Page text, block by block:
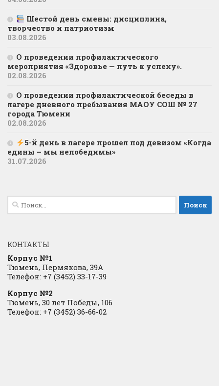
Шестой день смены: дисциплина,
творчество и патриотизм
03.08.2026
О проведении профилактического
мероприятия «Здоровье — путь к успеху».
02.08.2026
О проведении профилактической беседы в
лагере дневного пребывания МАОУ СОШ № 27
города Тюмени
02.08.2026
5-й день в лагере прошел под девизом «Когда
едины – мы непобедимы»
31.07.2026
Найти:
КОНТАКТЫ
Корпус №1
Тюмень, Пермякова, 39А
Телефон: +7 (3452) 33-17-39
Корпус №2
Тюмень, 30 лет Победы, 106
Телефон: +7 (3452) 36-66-02